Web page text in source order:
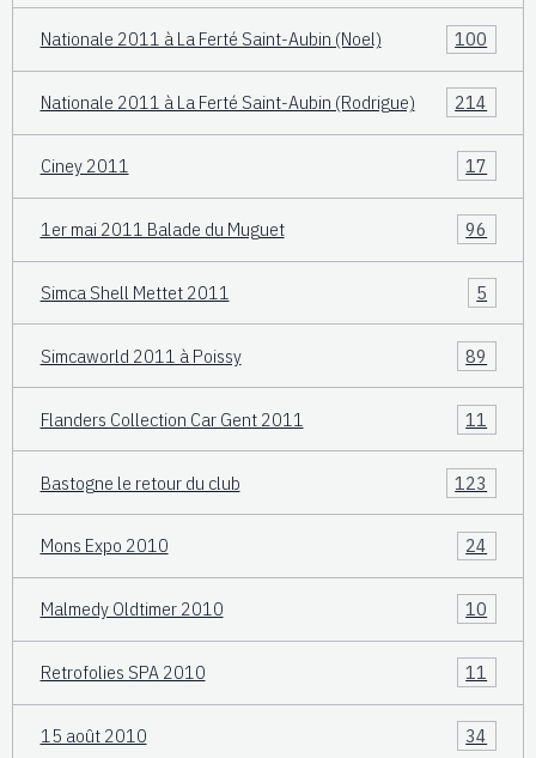
Nationale 2011 à La Ferté Saint-Aubin (Noel) 100
Nationale 2011 à La Ferté Saint-Aubin (Rodrigue) 214
Ciney 2011 17
1er mai 2011 Balade du Muguet 96
Simca Shell Mettet 2011 5
Simcaworld 2011 à Poissy 89
Flanders Collection Car Gent 2011 11
Bastogne le retour du club 123
Mons Expo 2010 24
Malmedy Oldtimer 2010 10
Retrofolies SPA 2010 11
15 août 2010 34